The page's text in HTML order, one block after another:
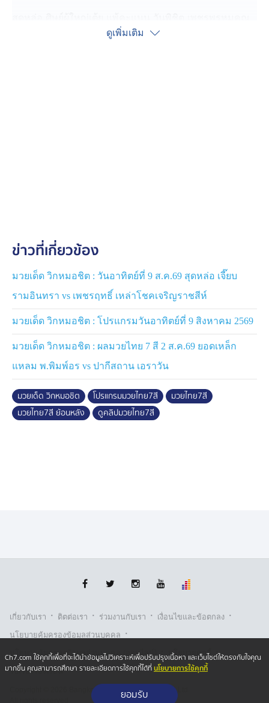
ดูเพิ่มเติม
ข่าวที่เกี่ยวข้อง
มวยเด็ด วิกหมอชิต : วันอาทิตย์ที่ 9 ส.ค.69 สุดหล่อ เจี๊ยบ
รามอินทรา vs เพชรฤทธิ์ เหล่าโชคเจริญราชสีห์
มวยเด็ด วิกหมอชิต : โปรแกรมวันอาทิตย์ที่ 9 สิงหาคม 2569
มวยเด็ด วิกหมอชิต : ผลมวยไทย 7 สี 2 ส.ค.69 ยอดเหล็ก
แหลม พ.พิมพ์อร vs ปากีสถาน เอราวัน
มวยเด็ด วิกหมอชิต โปรแกรมมวยไทย7สี
มวยไทย7สี
มวยไทย7สี ย้อนหลัง
ดูคลิปมวยไทย7สี
เกี่ยวกับเรา · ติตต่อเรา · ร่วมงานกับเรา · เงื่อนไขและข้อตกลง ·
นโยบายคุ้มครองข้อมูลส่วนบุคคล ·
นโยบายคุ้มครองข้อมูลส่วนบุคคล (ออนไลน์) · นโยบายคุกกี้ ·
รับเรื่องร้องเรียน
Copyright © 2026 Bangkok Broadcasting & T.V. Co.,Ltd.
Ch7.com ใช้คุกกี้เพื่อที่จะได้นำข้อมูลไปวิเคราะห์เพื่อปรับปรุงเนื้อหา และเว็บไซต์ให้ตรงกับใจคุณ
มากขึ้น คุณสามารถศึกษา รายละเอียดการใช้คุกกี้ได้ที่นโยบายการใช้คุกกี้
ยอมรับ